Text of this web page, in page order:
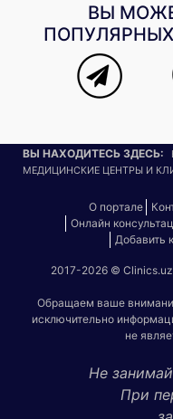
ВЫ
ВЫ НАХОДИТЕСЬ ЗДЕСЬ:
МЕДИЦИНСКИЕ ЦЕНТРЫ И
О портале
Онлайн
Добавить
2017-2026 ©
Обращаем ваше
исключительно
не
Не
При